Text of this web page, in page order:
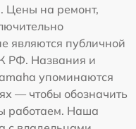
Цены на ремонт,
являются публичной
РФ. Названия и
упоминаются
— чтобы обозначить
работаем. Наша